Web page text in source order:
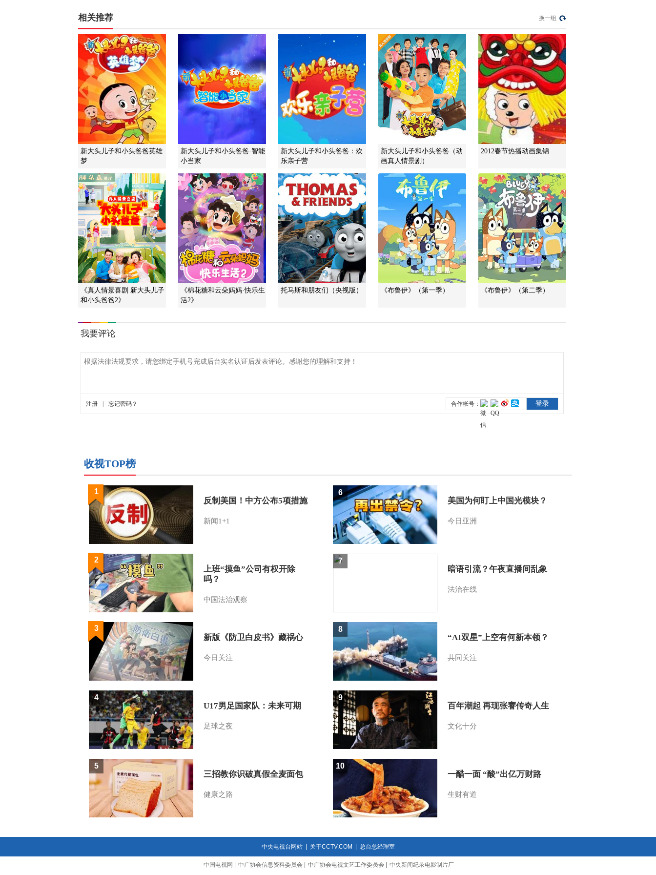
相关推荐 换一组
新大头儿子和小头爸爸英雄
梦
新大头儿子和小头爸爸·智能
小当家
新大头儿子和小头爸爸：欢
乐亲子营
新大头儿子和小头爸爸（动
画真人情景剧）
2012春节热播动画集锦
《真人情景喜剧 新大头儿子
和小头爸爸2》
《棉花糖和云朵妈妈·快乐生
活2》
托马斯和朋友们（央视版） 《布鲁伊》（第一季） 《布鲁伊》（第二季）
收视TOP榜
反制美国！中方公布5项措施
新闻1+1
1
上班“摸鱼”公司有权开除
吗？
中国法治观察
2
新版《防卫白皮书》藏祸心
今日关注
3
U17男足国家队：未来可期
足球之夜
4
三招教你识破真假全麦面包
健康之路
5
美国为何盯上中国光模块？
今日亚洲
6
暗语引流？午夜直播间乱象
法治在线
7
“AI双星”上空有何新本领？
共同关注
8
百年潮起 再现张謇传奇人生
文化十分
9
一醋一面 “酸”出亿万财路
生财有道
10
中央电视台网站| 关于CCTV.COM 总台总经理室
中国电视网 中广协会信息资料委员会 中广协会电视文艺工作委员会 中央新闻纪录电影制片厂